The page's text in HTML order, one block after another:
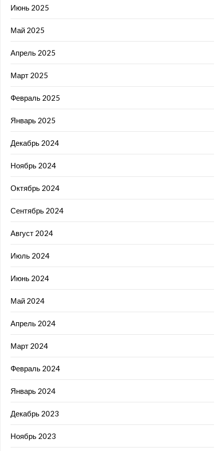
Июнь 2025
Май 2025
Апрель 2025
Март 2025
Февраль 2025
Январь 2025
Декабрь 2024
Ноябрь 2024
Октябрь 2024
Сентябрь 2024
Август 2024
Июль 2024
Июнь 2024
Май 2024
Апрель 2024
Март 2024
Февраль 2024
Январь 2024
Декабрь 2023
Ноябрь 2023